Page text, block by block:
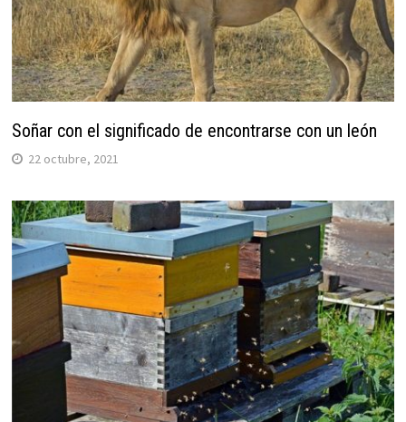
Soñar con el significado de encontrarse con un león
22 octubre, 2021